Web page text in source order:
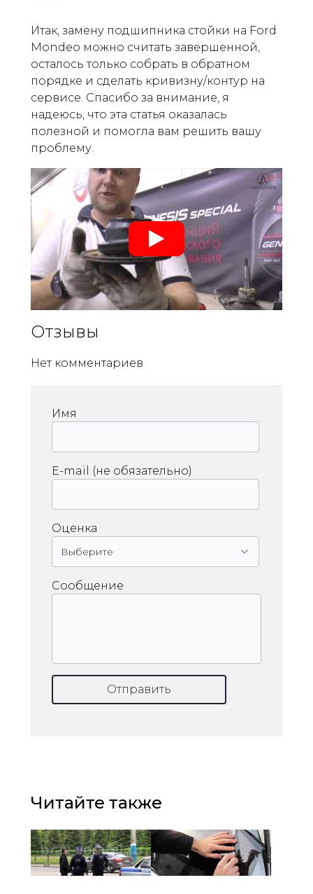
Итак, замену подшипника стойки на Ford
Mondeo можно считать завершенной,
осталось только собрать в обратном
порядке и сделать кривизну/контур на
сервисе. Спасибо за внимание, я
надеюсь, что эта статья оказалась
полезной и помогла вам решить вашу
проблему.
Отзывы
Нет комментариев
Имя
E-mail (не обязательно)
Оценка
Сообщение
Отправить
Читайте также